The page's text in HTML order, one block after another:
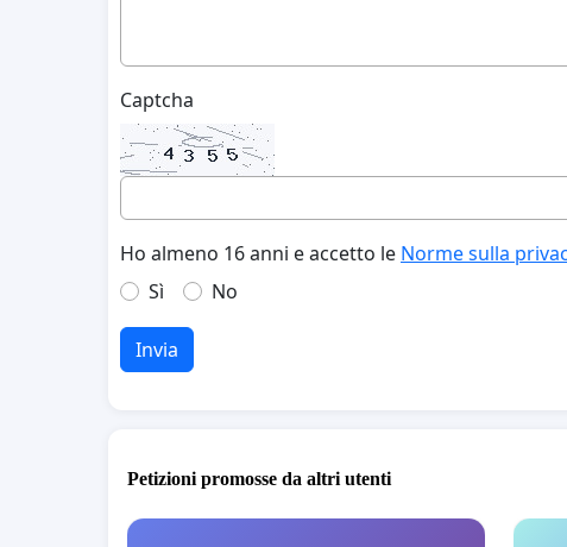
Captcha
Ho almeno 16 anni e accetto le Norme sulla
Sì
No
Invia
Petizioni promosse da altri utenti